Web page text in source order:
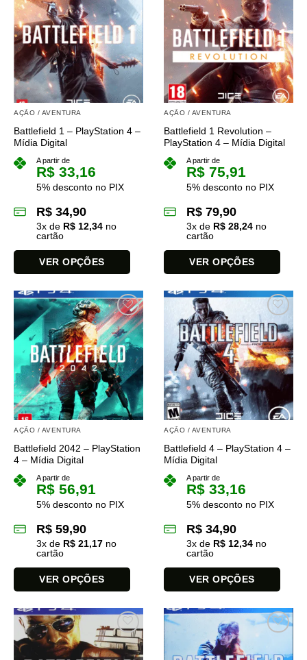
várias
variantes.
As
opções
podem
ser
escolhidas
do
várias
variantes.
As
opções
podem
ser
escolhidas
do
produto
AÇÃO / AVENTURA
Battlefield 1 – PlayStation 4 –
Mídia Digital
A partir de
R$ 33,16
5% desconto no PIX
R$ 34,90
3x de R$ 12,34 no
cartão
VER OPÇÕES
produto
tem
várias
variantes.
As
opções
podem
ser
escolhidas
do
AÇÃO / AVENTURA
Battlefield 1 Revolution –
PlayStation 4 – Mídia Digital
A partir de
R$ 75,91
5% desconto no PIX
R$ 79,90
3x de R$ 28,24 no
cartão
VER OPÇÕES
produto
várias
variantes.
opções
podem
ser
escolhidas
do
AÇÃO / AVENTURA
Battlefield 2042 – PlayStation
4 – Mídia Digital
A partir de
R$ 56,91
5% desconto no PIX
R$ 59,90
3x de R$ 21,17 no
cartão
VER OPÇÕES
produto
tem
várias
variantes.
AÇÃO / AVENTURA
Battlefield 4 – PlayStation 4 –
Mídia Digital
A partir de
R$ 33,16
5% desconto no PIX
R$ 34,90
3x de R$ 12,34 no
cartão
VER OPÇÕES
produto
tem
várias
variantes.